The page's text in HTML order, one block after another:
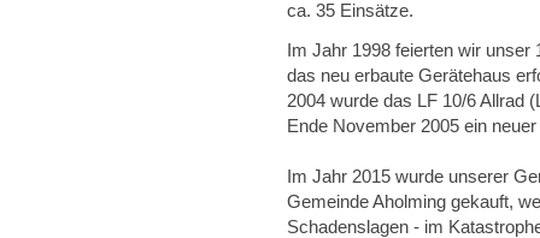
ca. 35 Einsätze.
Im Jahr 1998 feierten wir
das neu erbaute Gerätehaus
2004 wurde das LF 10/6 Allrad
Ende November 2005 ein
Im Jahr 2015 wurde unserer
Gemeinde Aholming gekauft,
Schadenslagen - im